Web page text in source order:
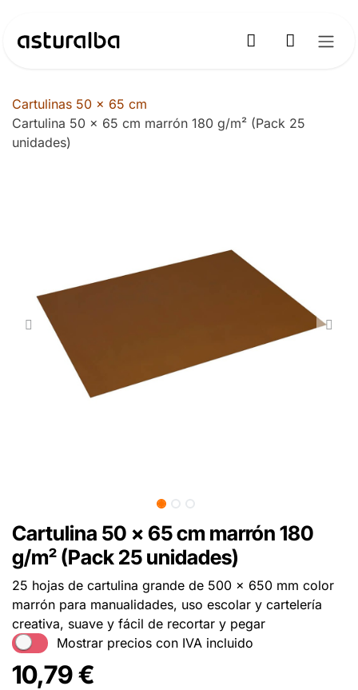
Cartulinas 50 x 65 cm
Cartulina 50 x 65 cm marrón 180 g/m² (Pack 25
unidades)
Cartulina 50 x 65 cm marrón 180
g/m² (Pack 25 unidades)
25 hojas de cartulina grande de 500 x 650 mm color
marrón para manualidades, uso escolar y cartelería
creativa, suave y fácil de recortar y pegar
Mostrar precios con IVA incluido
10,79€